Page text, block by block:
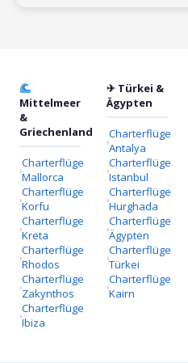
Mittelmeer
&
Griechenland
Charterflüge
Mallorca
Charterflüge
Korfu
Charterflüge
Kreta
Charterflüge
Rhodos
Charterflüge
Zakynthos
Charterflüge
Ibiza
✈ Türkei &
Ägypten
Charterflüge
Antalya
Charterflüge
Istanbul
Charterflüge
Hurghada
Charterflüge
Ägypten
Charterflüge
Türkei
Charterflüge
Kairn